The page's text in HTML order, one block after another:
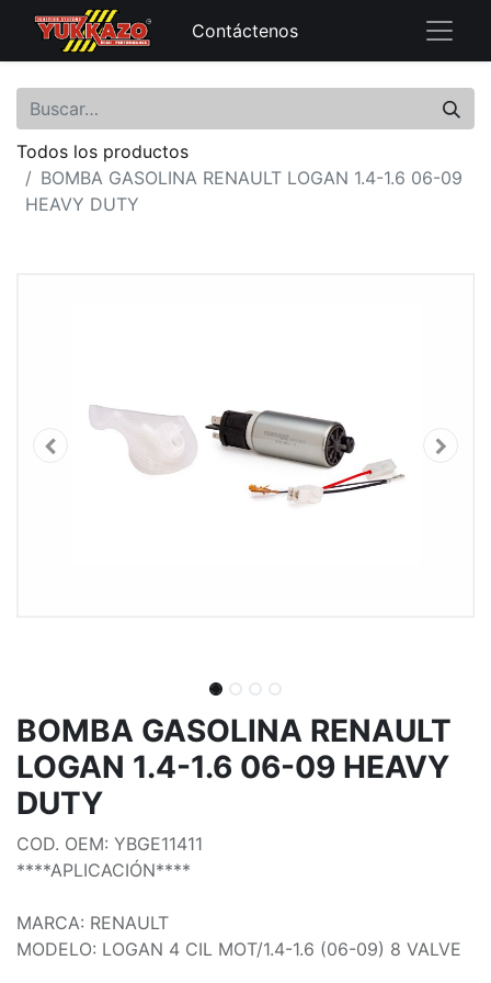
Contáctenos
Todos los productos
BOMBA GASOLINA RENAULT LOGAN 1.4-1.6 06-09
HEAVY DUTY
BOMBA GASOLINA RENAULT
LOGAN 1.4-1.6 06-09 HEAVY
DUTY
COD. OEM: YBGE11411
****APLICACIÓN****
MARCA: RENAULT
MODELO: LOGAN 4 CIL MOT/1.4-1.6 (06-09) 8 VALVE